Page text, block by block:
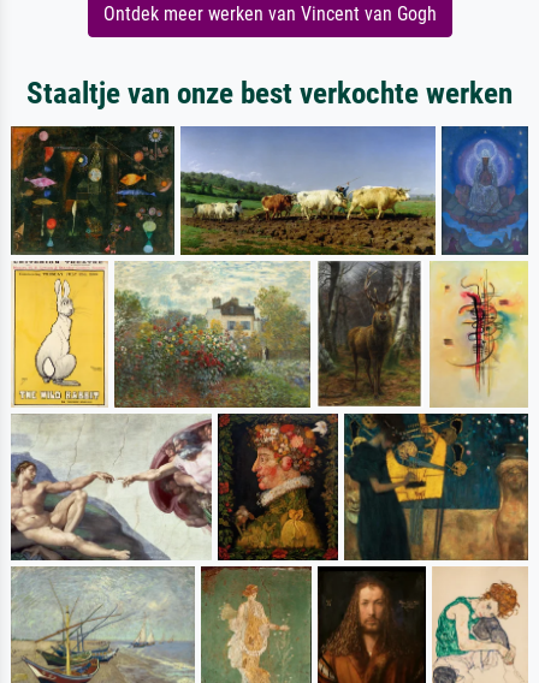
Ontdek meer werken van Vincent van Gogh
Staaltje van onze best verkochte werken